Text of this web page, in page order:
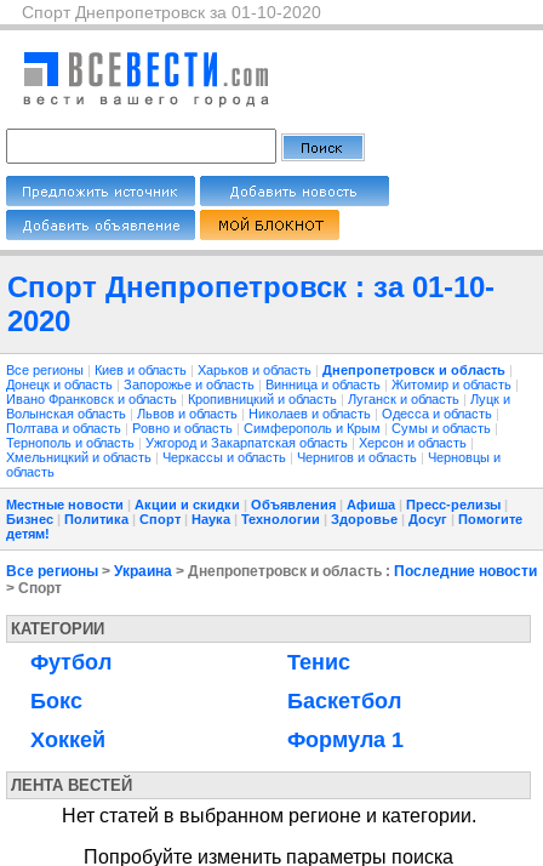
Спорт Днепропетровск за 01-10-2020
Спорт Днепропетровск : за 01-10-
2020
Все регионы | Киев и область | Харьков и область | Днепропетровск и область |
Донецк и область | Запорожье и область | Винница и область | Житомир и область |
Ивано Франковск и область | Кропивницкий и область | Луганск и область | Луцк и
Волынская область | Львов и область | Николаев и область | Одесса и область |
Полтава и область | Ровно и область | Симферополь и Крым | Сумы и область |
Тернополь и область | Ужгород и Закарпатская область | Херсон и область |
Хмельницкий и область | Черкассы и область | Чернигов и область | Черновцы и
область
Местные новости | Акции и скидки | Объявления | Афиша | Пресс-релизы |
Бизнес | Политика | Спорт | Наука | Технологии | Здоровье | Досуг | Помогите
детям!
Все регионы > Украина > Днепропетровск и область : Последние новости
> Спорт
КАТЕГОРИИ
Футбол
Бокс
Хоккей
Тенис
Баскетбол
Формула 1
ЛЕНТА ВЕСТЕЙ
Нет статей в выбранном регионе и категории.
Попробуйте изменить параметры поиска